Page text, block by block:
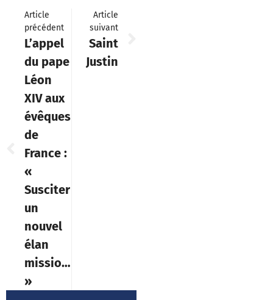
Article
précédent
L’appel
du pape
Léon
XIV aux
évêques
de
France :
«
Susciter
un
nouvel
élan
missionnaire
»
Article
suivant
Saint
Justin